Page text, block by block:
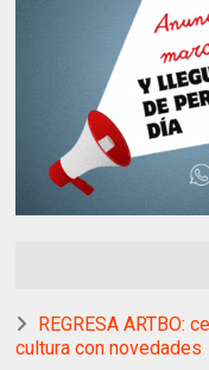
REGRESA ARTBO:
cultura con novedades